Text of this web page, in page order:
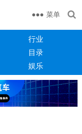
菜单
行业
目录
娱乐